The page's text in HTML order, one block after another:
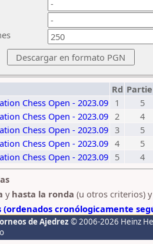
Rd
Chess Open - 2023.09 1
5
Chess Open - 2023.09 2
4
Chess Open - 2023.09 3
5
Chess Open - 2023.09 4
5
Chess Open - 2023.09 5
4
y hasta la ronda (u otros criterios)
cronólogicamente
de Ajedrez © 2006-2026 Heinz